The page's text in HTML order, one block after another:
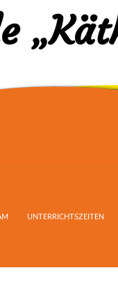
UNTERRICHTSZEITEN